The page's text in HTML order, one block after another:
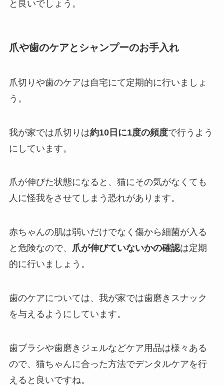
と良いでしょう。
爪や歯のケアとシャンプーのお手入れ
爪切りや歯のケアは自宅にて定期的に行いましょ
う。
我が家では爪切りは約10日に1度の頻度で行うよう
にしています。
爪が伸びた状態になると、猫にその気がなくても
人に怪我をさせてしまう恐れがあります。
赤ちゃんの肌は弱いだけでなく傷から細菌が入る
と危険なので、 爪が伸びていないかの確認は定期
的に行いましょう。
歯のケアについては、我が家では歯磨きスナック
を与えるようにしています。
歯ブラシや歯磨きジェルなどケア用品は様々ある
ので、猫ちゃんに合った方法でデンタルケアを行
えると良いですね。